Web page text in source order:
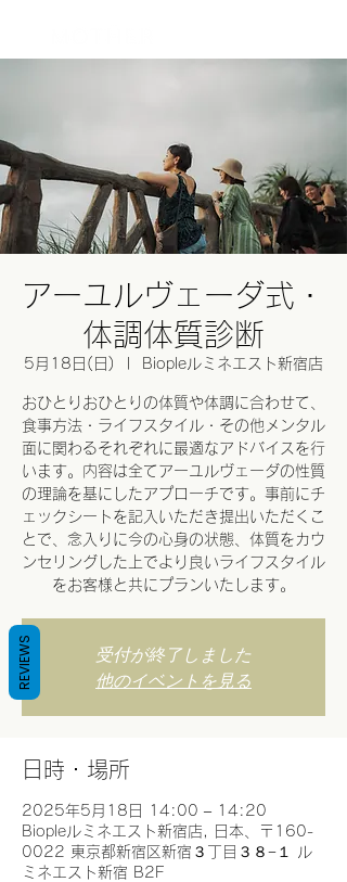
アーユルヴェーダ式・
体調体質診断
5月18日(日) Biopleルミネエスト新宿店
おひとりおひとりの体質や体調に合わせて、
食事方法・ライフスタイル・その他メンタル
面に関わるそれぞれに最適なアドバイスを行
います。内容は全てアーユルヴェーダの性質
の理論を基にしたアプローチです。事前にチ
ェックシートを記入いただき提出いただくこ
とで、念入りに今の心身の状態、体質をカウ
ンセリングした上でより良いライフスタイル
をお客様と共にプランいたします。
受付が終了しました
他のイベントを見る
日時・場所
2025年5月18日 14:00 – 14:20
Biopleルミネエスト新宿店, 日本、〒160-
0022 東京都新宿区新宿３丁目３８−１ ル
ミネエスト新宿 B2F
REVIEWS